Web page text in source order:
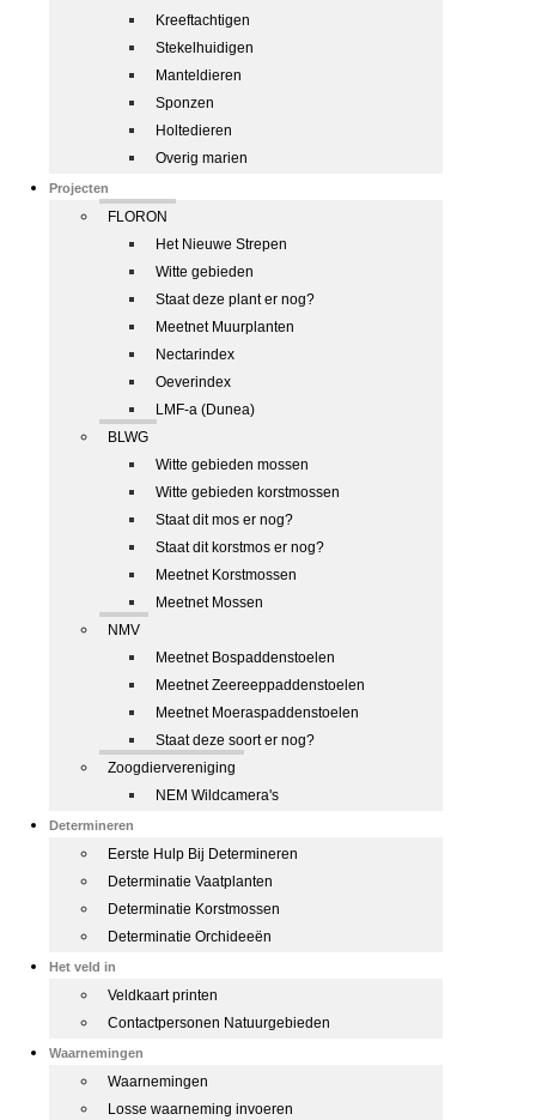
Kreeftachtigen
Stekelhuidigen
Manteldieren
Sponzen
Holtedieren
Overig marien
Projecten
FLORON
Het Nieuwe Strepen
Witte gebieden
Staat deze plant er nog?
Meetnet Muurplanten
Nectarindex
Oeverindex
LMF-a (Dunea)
BLWG
Witte gebieden mossen
Witte gebieden korstmossen
Staat dit mos er nog?
Staat dit korstmos er nog?
Meetnet Korstmossen
Meetnet Mossen
NMV
Meetnet Bospaddenstoelen
Meetnet Zeereeppaddenstoelen
Meetnet Moeraspaddenstoelen
Staat deze soort er nog?
Zoogdiervereniging
NEM Wildcamera's
Determineren
Eerste Hulp Bij Determineren
Determinatie Vaatplanten
Determinatie Korstmossen
Determinatie Orchideeën
Het veld in
Veldkaart printen
Contactpersonen Natuurgebieden
Waarnemingen
Waarnemingen
Losse waarneming invoeren